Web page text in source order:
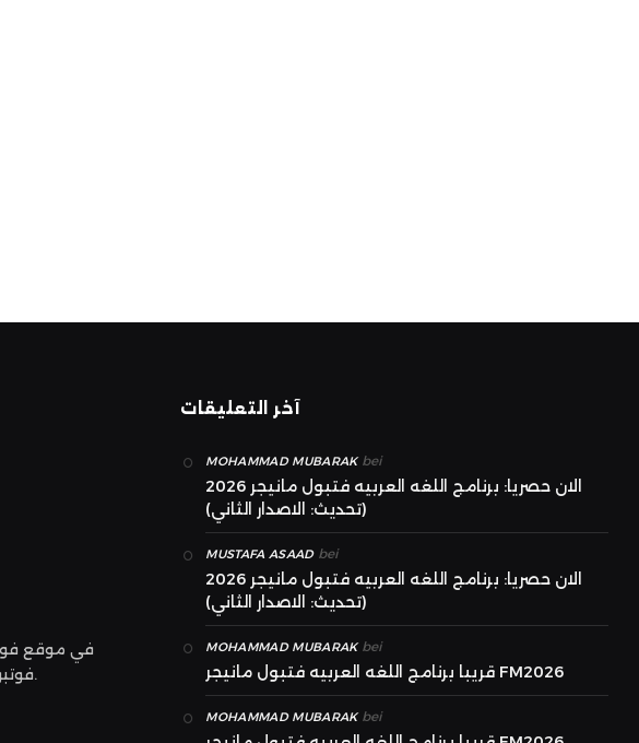
في موقع
فوتبول مانجر من نصائح كروية وتكتيكات عصرية.
آخر التعليقات
MOHAMMAD MUBARAKbei
الان حصريا: برنامج اللغه العربيه فتبول مانيجر 2026
(تحديث: الاصدار الثاني)
MUSTAFA ASAADbei
الان حصريا: برنامج اللغه العربيه فتبول مانيجر 2026
(تحديث: الاصدار الثاني)
MOHAMMAD MUBARAKbei
قريبا برنامج اللغه العربيه فتبول مانيجر FM2026
MOHAMMAD MUBARAKbei